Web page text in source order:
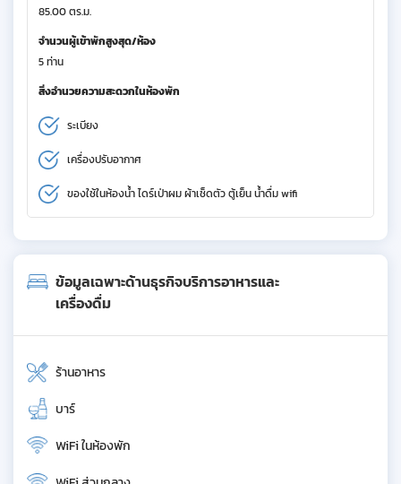
85.00 ตร.ม.
จำนวนผู้เข้าพักสูงสุด/ห้อง
5 ท่าน
สิ่งอำนวยความสะดวกในห้องพัก
ระเบียง
เครื่องปรับอากาศ
ของใช้ในห้องน้ำ ไดร์เป่าผม ผ้าเช็ดตัว ตู้เย็น น้ำดื่ม wifi
ข้อมูลเฉพาะด้านธุรกิจบริการอาหารและ
เครื่องดื่ม
ร้านอาหาร
บาร์
WiFi ในห้องพัก